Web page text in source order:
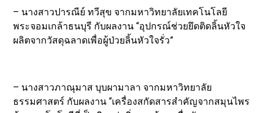
– นางสาวปารณีย์ ทวีสุข จากมหาวิทยาลัยเทคโนโลยี
พระจอมเกล้าธนบุรี กับผลงาน “อุปกรณ์ช่วยยึดติดลิ้นหัวใจ
ผลิตจากวัสดุฉลาดเพื่อผู้ป่วยลิ้นหัวใจรั่ว”
– นางสาวภาณุมาส บุบผามาลา จากมหาวิทยาลัย
ธรรมศาสตร์ กับผลงาน “เครื่องสกัดสารสำคัญจากสมุนไพร